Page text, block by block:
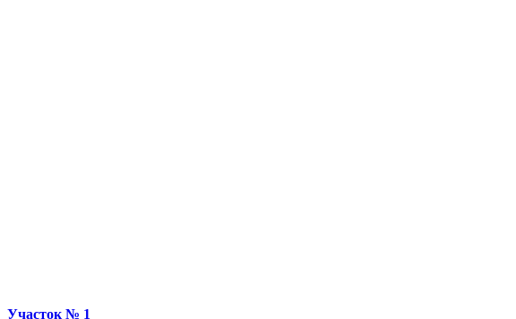
Участок № 1